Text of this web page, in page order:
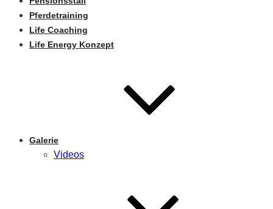
Pferdetraining
Life Coaching
Life Energy Konzept
Galerie
Videos